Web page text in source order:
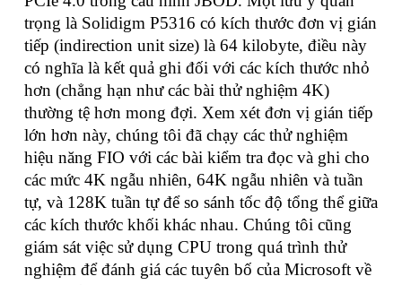
trọng là Solidigm P5316 có kích thước đơn vị gián
tiếp (indirection unit size) là 64 kilobyte, điều này
có nghĩa là kết quả ghi đối với các kích thước nhỏ
hơn (chẳng hạn như các bài thử nghiệm 4K)
thường tệ hơn mong đợi. Xem xét đơn vị gián tiếp
lớn hơn này, chúng tôi đã chạy các thử nghiệm
hiệu năng FIO với các bài kiểm tra đọc và ghi cho
các mức 4K ngẫu nhiên, 64K ngẫu nhiên và tuần
tự, và 128K tuần tự để so sánh tốc độ tổng thể giữa
các kích thước khối khác nhau. Chúng tôi cũng
giám sát việc sử dụng CPU trong quá trình thử
nghiệm để đánh giá các tuyên bố của Microsoft về